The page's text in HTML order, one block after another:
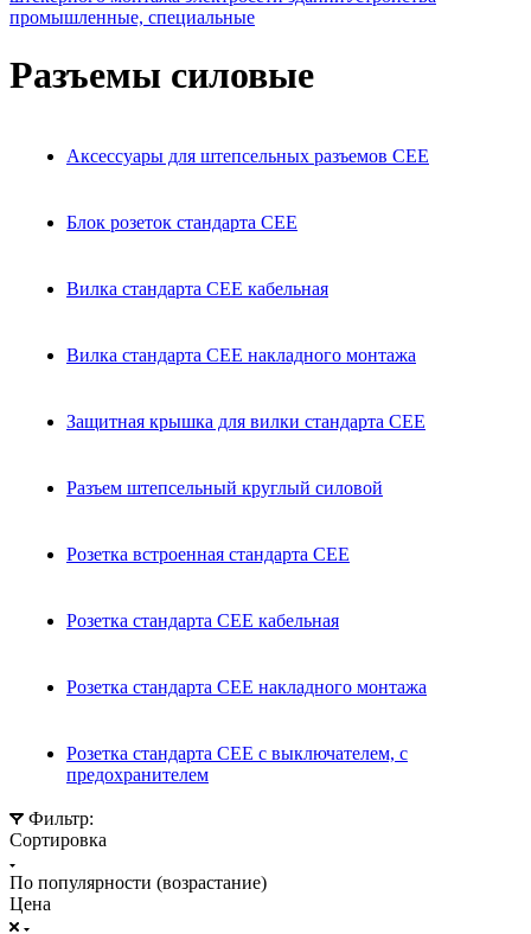
промышленные, специальные
Разъемы силовые
Аксессуары для штепсельных разъемов CEE
Блок розеток стандарта CEE
Вилка стандарта CEE кабельная
Вилка стандарта CEE накладного монтажа
Защитная крышка для вилки стандарта CEE
Разъем штепсельный круглый силовой
Розетка встроенная стандарта CEE
Розетка стандарта СЕЕ кабельная
Розетка стандарта СЕЕ накладного монтажа
Розетка стандарта СЕЕ с выключателем, с
предохранителем
Фильтр:
Сортировка
По популярности (возрастание)
Цена